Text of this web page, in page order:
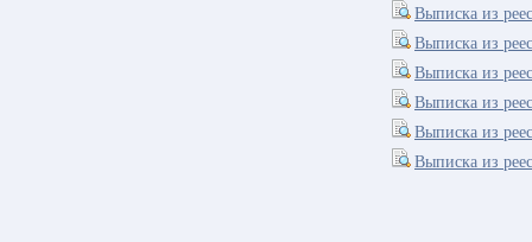
Выписка из
Выписка из
Выписка из
Выписка из
Выписка из
Выписка из